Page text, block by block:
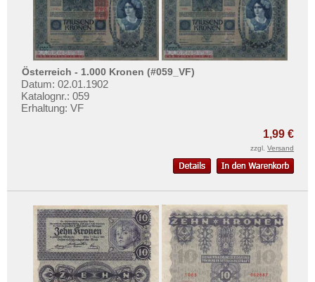
Österreich - 1.000 Kronen (#059_VF)
Datum: 02.01.1902
Katalognr.: 059
Erhaltung: VF
1,99 €
zzgl. Versand